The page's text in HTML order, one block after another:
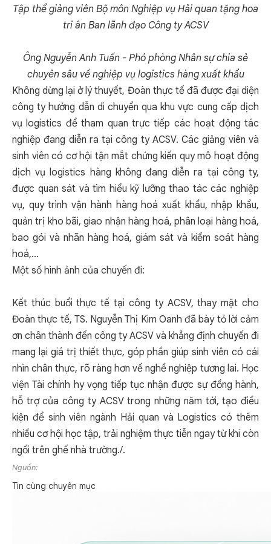
Tập thể giảng viên Bộ môn Nghiệp vụ Hải quan tặng hoa
tri ân Ban lãnh đạo Công ty ACSV
Ông Nguyễn Anh Tuấn - Phó phòng Nhân sự chia sẻ
chuyên sâu về nghiệp vụ logistics hàng xuất khẩu
Không dừng lại ở lý thuyết, Đoàn thực tế đã được đại diện
công ty hướng dẫn di chuyển qua khu vực cung cấp dịch
vụ logistics để tham quan trực tiếp các hoạt động tác
nghiệp đang diễn ra tại công ty ACSV. Các giảng viên và
sinh viên có cơ hội tận mắt chứng kiến quy mô hoạt động
dịch vụ logistics hàng không đang diễn ra tại công ty,
được quan sát và tìm hiểu kỹ lưỡng thao tác các nghiệp
vụ, quy trình vận hành hàng hoá xuất khẩu, nhập khẩu,
quản trị kho bãi, giao nhận hàng hoá, phân loại hàng hoá,
bao gói và nhãn hàng hoá, giám sát và kiểm soát hàng
hoá,...
Một số hình ảnh của chuyến đi:
Kết thúc buổi thực tế tại công ty ACSV, thay mặt cho
Đoàn thực tế, TS. Nguyễn Thị Kim Oanh đã bày tỏ lời cảm
ơn chân thành đến công ty ACSV và khẳng định chuyến đi
mang lại giá trị thiết thực, góp phần giúp sinh viên có cái
nhìn chân thực, rõ ràng hơn về nghề nghiệp tương lai. Học
viện Tài chính hy vọng tiếp tục nhận được sự đồng hành,
hỗ trợ của công ty ACSV trong những năm tới, tạo điều
kiện để sinh viên ngành Hải quan và Logistics có thêm
nhiều cơ hội học tập, trải nghiệm thực tiễn ngay từ khi còn
ngồi trên ghế nhà trường./.
Nguồn:
Tin cùng chuyên mục